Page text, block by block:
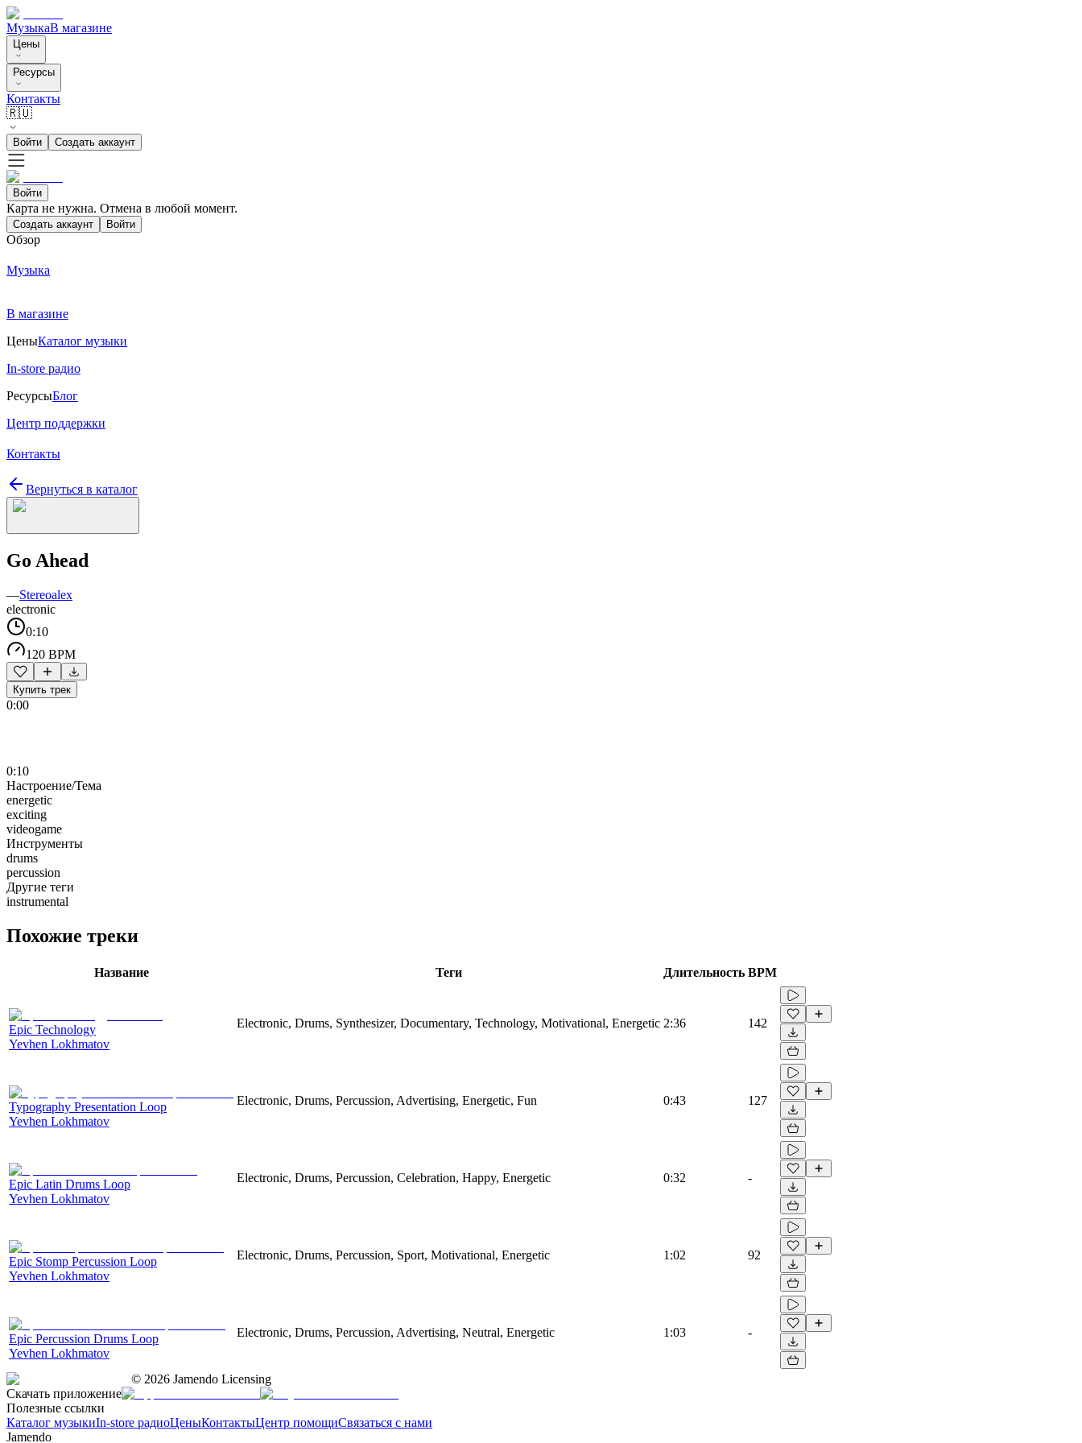
МузыкаВ магазине
Цены
Ресурсы
Контакты
🇷🇺
Войти Создать аккаунт
Войти
Карта не нужна. Отмена в любой момент.
Создать аккаунт Войти
Обзор
Музыка
В магазине
ЦеныКаталог музыки
In-store радио
РесурсыБлог
Центр поддержки
Контакты
Вернуться в каталог
Go Ahead
—Stereoalex
electronic
0:10
120 BPM
Купить трек
0:00
0:10
Настроение/Тема
energetic
exciting
videogame
Инструменты
drums
percussion
Другие теги
instrumental
Похожие треки
Название Теги Длительность BPM
Epic Technology
Yevhen Lokhmatov
Electronic, Drums, Synthesizer, Documentary, Technology, Motivational, Energetic 2:36 142
Typography Presentation Loop
Yevhen Lokhmatov
Electronic, Drums, Percussion, Advertising, Energetic, Fun 0:43 127
Epic Latin Drums Loop
Yevhen Lokhmatov
Electronic, Drums, Percussion, Celebration, Happy, Energetic 0:32 -
Epic Stomp Percussion Loop
Yevhen Lokhmatov
Electronic, Drums, Percussion, Sport, Motivational, Energetic 1:02 92
Epic Percussion Drums Loop
Yevhen Lokhmatov
Electronic, Drums, Percussion, Advertising, Neutral, Energetic 1:03 -
© 2026 Jamendo Licensing
Скачать приложение
Полезные ссылки
Каталог музыкиIn-store радиоЦеныКонтактыЦентр помощиСвязаться с нами
Jamendo